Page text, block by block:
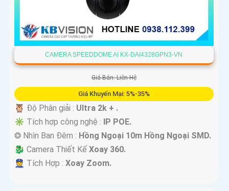
CAMERA SPEEDDOME AI KX-DAI4328GPN3-VN
Giá Bán: Liên Hệ
Giá Khuyến Mại: 5%-35%
🦉 Độ Phân giải : Ultra 2k + .
✳️ Tích hợp công nghệ : IP POE.
❂ Nhìn Ban Đêm : Hồng Ngoại 10m Hồng Ngoại SMD.
🐉️ Camera Thiết Kế Xoay 360.
️👮 Tích Hợp : Xoay Zoom.